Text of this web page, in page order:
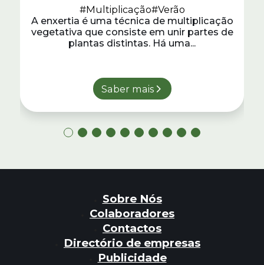
#Multiplicação#Verão
A enxertia é uma técnica de multiplicação
vegetativa que consiste em unir partes de
plantas distintas. Há uma...
Saber mais
Sobre Nós
Colaboradores
Contactos
Directório de empresas
Publicidade